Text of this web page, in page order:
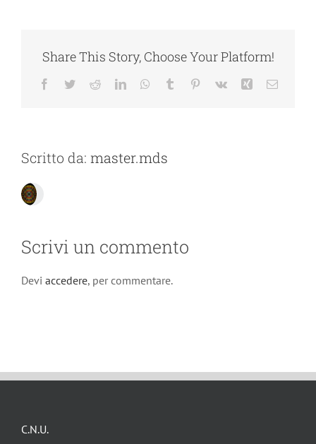
Share This Story, Choose Your Platform!
Facebook
TwitterRedditLinkedInWhatsApp
Tumblr Pinterest
Vk Xing Email
Scritto da: master.mds
Scrivi un commento
Devi accedere, per commentare.
C.N.U.